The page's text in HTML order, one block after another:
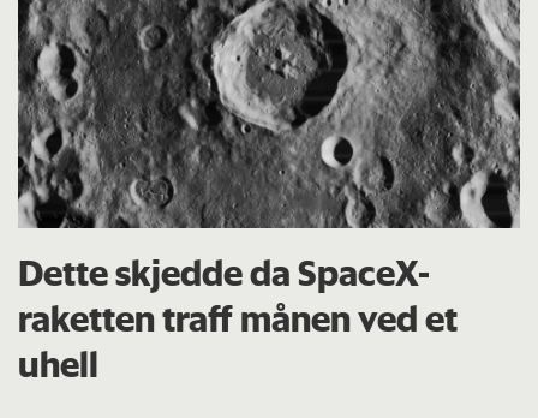
Dette skjedde da SpaceX-
raketten traff månen ved et
uhell